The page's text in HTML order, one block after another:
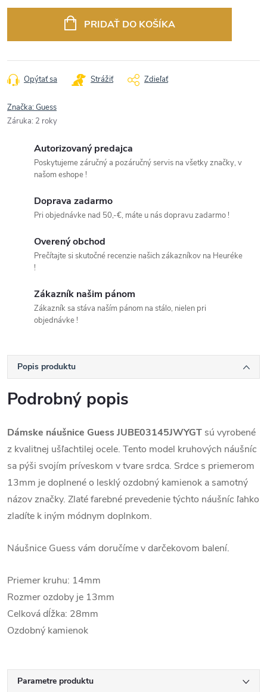
PRIDAŤ DO KOŠÍKA
Opýtať sa Strážiť Zdieľať
Značka:Guess
Záruka: 2 roky
Autorizovaný predajca
Poskytujeme záručný a pozáručný servis na všetky značky, v
našom eshope !
Doprava zadarmo
Pri objednávke nad 50,-€, máte u nás dopravu zadarmo !
Overený obchod
Prečítajte si skutočné recenzie našich zákazníkov na Heuréke
!
Zákazník našim pánom
Zákazník sa stáva naším pánom na stálo, nielen pri
objednávke !
Popis produktu
Podrobný popis
Dámske náušnice Guess JUBE03145JWYGT sú vyrobené
z kvalitnej ušľachtilej ocele. Tento model kruhových náušníc
sa pýši svojím príveskom v tvare srdca. Srdce s priemerom
13mm je doplnené o lesklý ozdobný kamienok a samotný
názov značky. Zlaté farebné prevedenie týchto náušníc ľahko
zladíte k iným módnym doplnkom.
Náušnice Guess vám doručíme v darčekovom balení.
Priemer kruhu: 14mm
Rozmer ozdoby je 13mm
Celková dĺžka: 28mm
Ozdobný kamienok
Parametre produktu